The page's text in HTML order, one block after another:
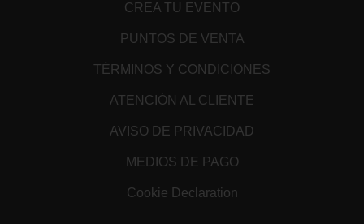
CREA TU EVENTO
PUNTOS DE VENTA
TÉRMINOS Y CONDICIONES
ATENCIÓN AL CLIENTE
AVISO DE PRIVACIDAD
MEDIOS DE PAGO
Cookie Declaration